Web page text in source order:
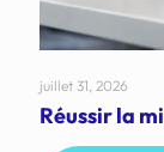
juillet 31, 2026
Réussir la